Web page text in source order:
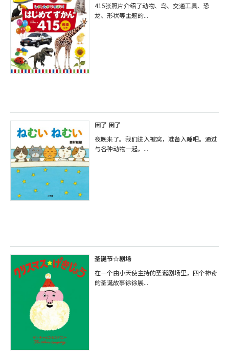
415张照片介绍了动物、鸟、交通工具、恐
龙、形状等主题的...
困了 困了
夜晚来了。我们进入被窝，准备入睡吧。通过
与各种动物一起，...
圣诞节☆剧场
在一个由小天使主持的圣诞剧场里，四个神奇
的圣诞故事徐徐展...